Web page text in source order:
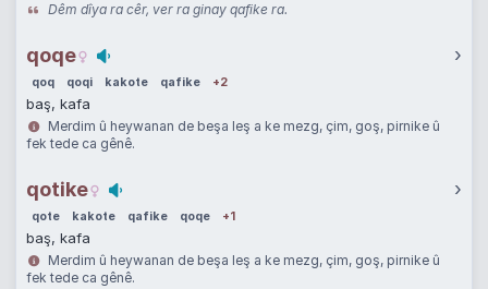
Dêm dîya ra cêr, ver ra ginay qafike ra.
qoqe ›
qoq qoqi kakote qafike +2
baş, kafa
Merdim û heywanan de beşa leş a ke mezg, çim, goş, pirnike û
fek tede ca gênê.
qotike ›
qote kakote qafike qoqe +1
baş, kafa
Merdim û heywanan de beşa leş a ke mezg, çim, goş, pirnike û
fek tede ca gênê.